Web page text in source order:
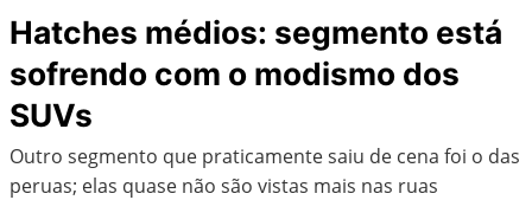
Hatches médios: segmento está
sofrendo com o modismo dos
SUVs
Outro segmento que praticamente saiu de cena foi o das
peruas; elas quase não são vistas mais nas ruas